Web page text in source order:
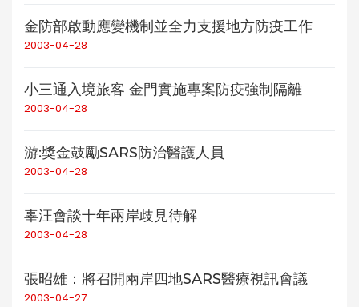
金防部啟動應變機制並全力支援地方防疫工作
2003-04-28
小三通入境旅客 金門實施專案防疫強制隔離
2003-04-28
游:獎金鼓勵SARS防治醫護人員
2003-04-28
辜汪會談十年兩岸歧見待解
2003-04-28
張昭雄：將召開兩岸四地SARS醫療視訊會議
2003-04-27